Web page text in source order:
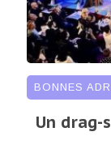
BONNES
Un drag-